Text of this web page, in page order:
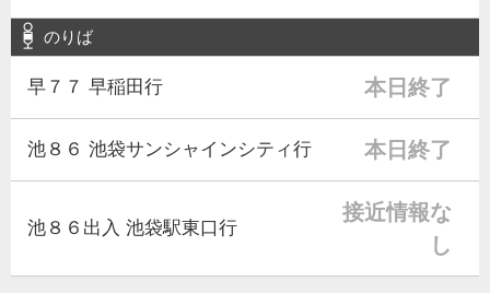
のりば
早７７ 早稲田行 本日終了
池８６ 池袋サンシャインシティ行 本日終了
池８６出入 池袋駅東口行
接近情報な
し